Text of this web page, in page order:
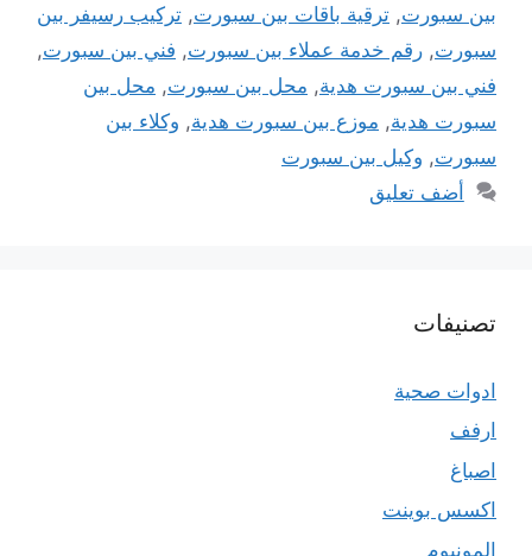
بين سبورت, ترقية باقات بين سبورت, تركيب رسيفر بين
سبورت, رقم خدمة عملاء بين سبورت, فني بين سبورت,
فني بين سبورت هدية, محل بين سبورت, محل بين
سبورت هدية, موزع بين سبورت هدية, وكلاء بين
سبورت, وكيل بين سبورت
أضف تعليق
تصنيفات
ادوات صحية
ارفف
اصباغ
اكسس بوينت
المونيوم